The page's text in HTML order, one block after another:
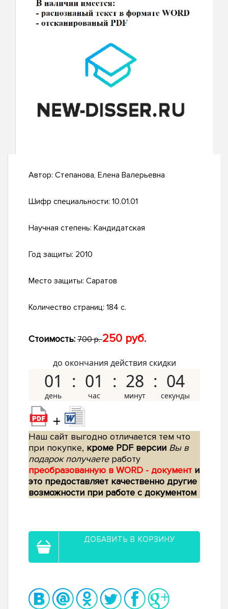
Автор: Степанова, Елена Валерьевна
Шифр специальности: 10.01.01
Научная степень: Кандидатская
Год защиты: 2010
Место защиты: Саратов
Количество страниц: 184 с.
Стоимость: 700 р.250 руб.
до окончания действия скидки
01 01 28 03
+
Наш сайт выгодно отличается тем что
при покупке, кроме PDF версии Вы в
подарок получаетеработу
преобразованную в WORD - документ и
это предоставляет качественно другие
возможности при работе с документом
ДОБАВИТЬ В КОРЗИНУ